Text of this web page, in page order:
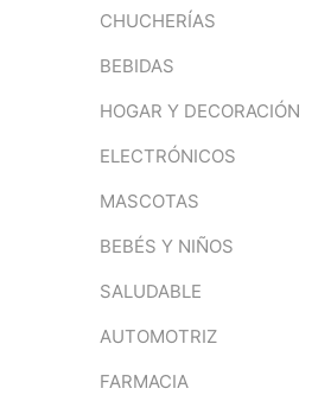
CHUCHERÍAS
BEBIDAS
HOGAR Y DECORACIÓN
ELECTRÓNICOS
MASCOTAS
BEBÉS Y NIÑOS
SALUDABLE
AUTOMOTRIZ
FARMACIA